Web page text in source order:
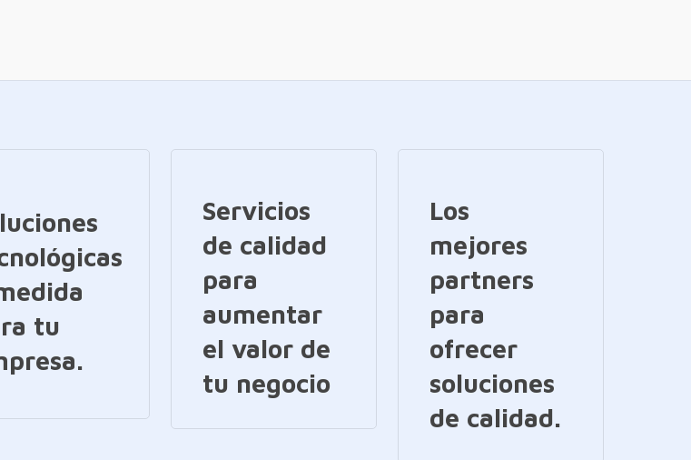
tu
Servicios
de calidad
para
aumentar
el valor de
tu negocio
Los
mejores
partners
para
ofrecer
soluciones
de calidad.